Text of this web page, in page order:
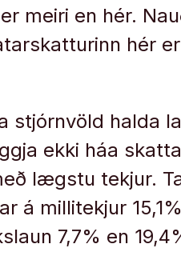
meiri en hér.
hér
stjórnvöld halda
ekki háa
lægstu tekjur.
á millitekjur
7,7% en